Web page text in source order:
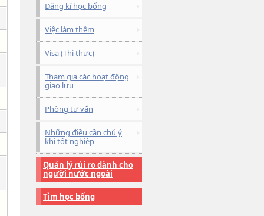
Đăng kí học bổng
Việc làm thêm
Visa (Thị thực)
Tham gia các hoạt động
giao lưu
Phòng tư vấn
Những điều cần chú ý
khi tốt nghiệp
Quản lý rủi ro dành cho
người nước ngoài
Tìm học bổng